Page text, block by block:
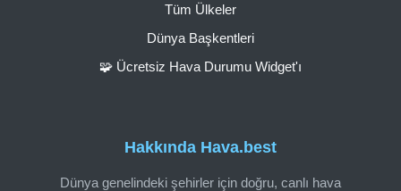
Hakkında Hava.best
Dünya genelindeki şehirler için doğru, canlı hava
Tüm Ülkeler
Dünya Başkentleri
🧩 Ücretsiz Hava Durumu Widget'ı